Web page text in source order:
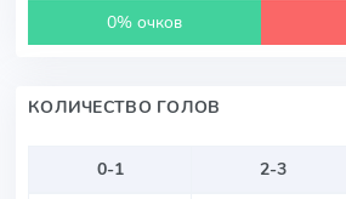
0% очков
КОЛИЧЕСТВО ГОЛОВ
0-1 2-3